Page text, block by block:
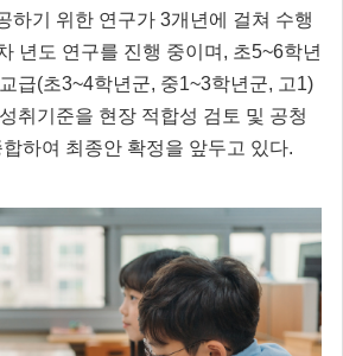
하기 위한 연구가 3개년에 걸쳐 수행
년도 연구를 진행 중이며, 초5~6학년
급(초3~4학년군, 중1~3학년군, 고1)
취기준을 현장 적합성 검토 및 공청
하여 최종안 확정을 앞두고 있다.